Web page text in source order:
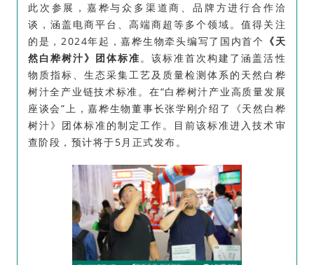
此次参展，嘉桦与众多渠道商、品牌方进行合作洽
谈，涵盖电商平台、高端商超等多个领域。值得关注
的是，2024年起，嘉桦生物牵头编写了国内首个 《天
然白桦树汁》团体标准。该标准首次构建了涵盖活性
物质指标、生态采集工艺及质量检测体系的天然白桦
树汁全产业链技术标准。在“白桦树汁产业高质量发展
座谈会”上，嘉桦生物董事长张学刚介绍了《天然白桦
树汁》团体标准的制定工作。目前该标准进入技术审
查阶段，预计将于5月正式发布。